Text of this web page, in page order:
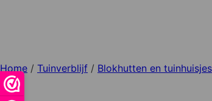
Home / Tuinverblijf / Blokhutten en tuinhuisjes